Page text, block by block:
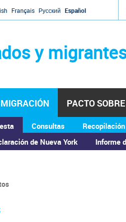
Français Русский Español
y
de Nueva York Informe
Consultas Recopilación
PACTO